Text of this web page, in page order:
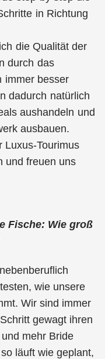
in Richtung
die Qualität der
durch das
immer besser
dadurch natürlich
aushandeln und
ausbauen.
Luxus-Tourimus
und freuen uns
Fische: Wie groß
wie unsere
Wir sind immer
gewagt ihren
mehr Bride
läuft wie geplant,